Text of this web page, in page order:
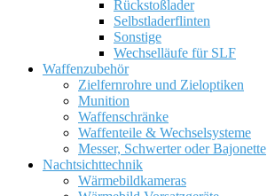
Rückstoßlader
Selbstladerflinten
Sonstige
Wechselläufe für SLF
Waffenzubehör
Zielfernrohre und Zieloptiken
Munition
Waffenschränke
Waffenteile & Wechselsysteme
Messer, Schwerter oder Bajonette
Nachtsichttechnik
Wärmebildkameras